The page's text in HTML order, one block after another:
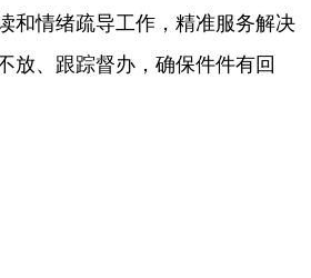
和情绪疏导工作，精准服务解决
放、跟踪督办，确保件件有回